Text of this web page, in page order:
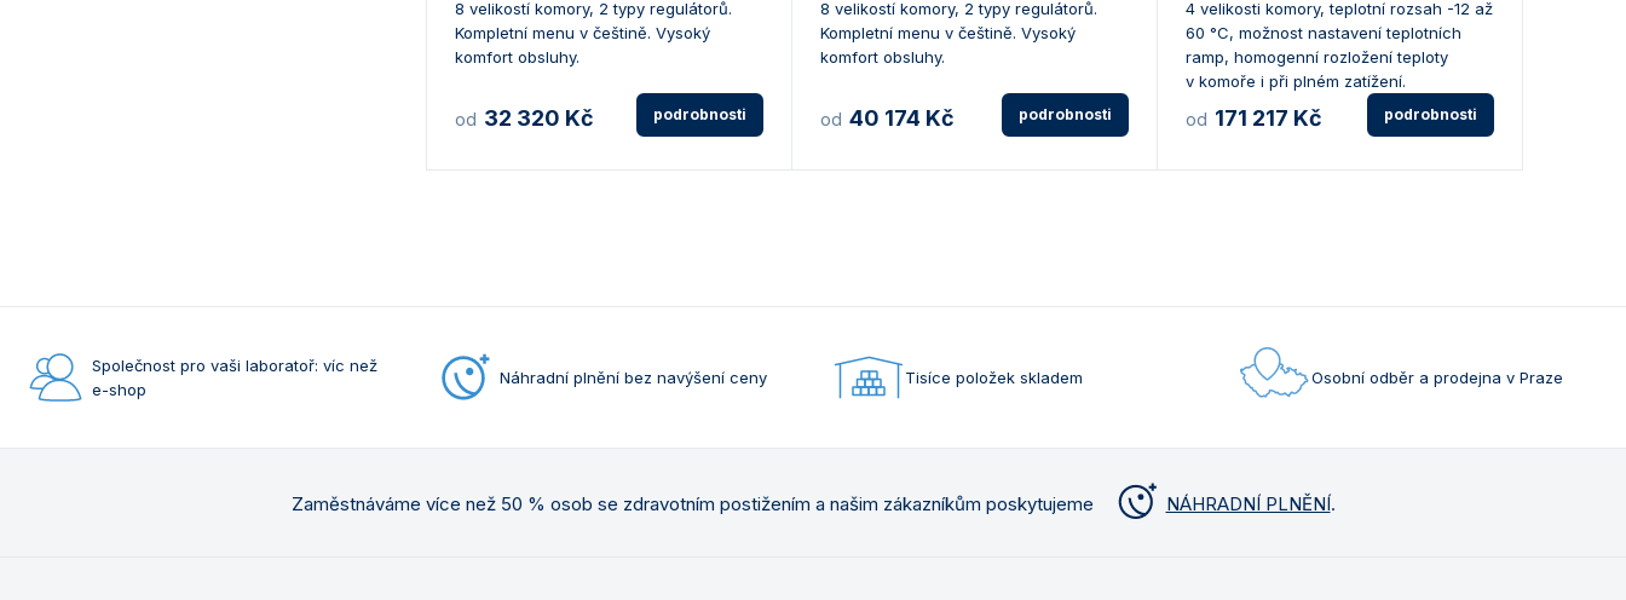
8 velikostí komory, 2 typy regulátorů.
Kompletní menu v češtině. Vysoký
komfort obsluhy.
od 32 320 Kč podrobnosti
8 velikostí komory, 2 typy regulátorů.
Kompletní menu v češtině. Vysoký
komfort obsluhy.
od 40 174 Kč podrobnosti
4 velikosti komory, teplotní rozsah -12 až
60 °C, možnost nastavení teplotních
ramp, homogenní rozložení teploty
v komoře i při plném zatížení.
od 171 217 Kč podrobnosti
Společnost pro vaši laboratoř: víc než
e-shop
Náhradní plnění bez navýšení ceny Tisíce položek skladem Osobní odběr a prodejna v Praze
Zaměstnáváme více než 50 % osob se zdravotním postižením a našim zákazníkům poskytujeme NÁHRADNÍ PLNĚNÍ.